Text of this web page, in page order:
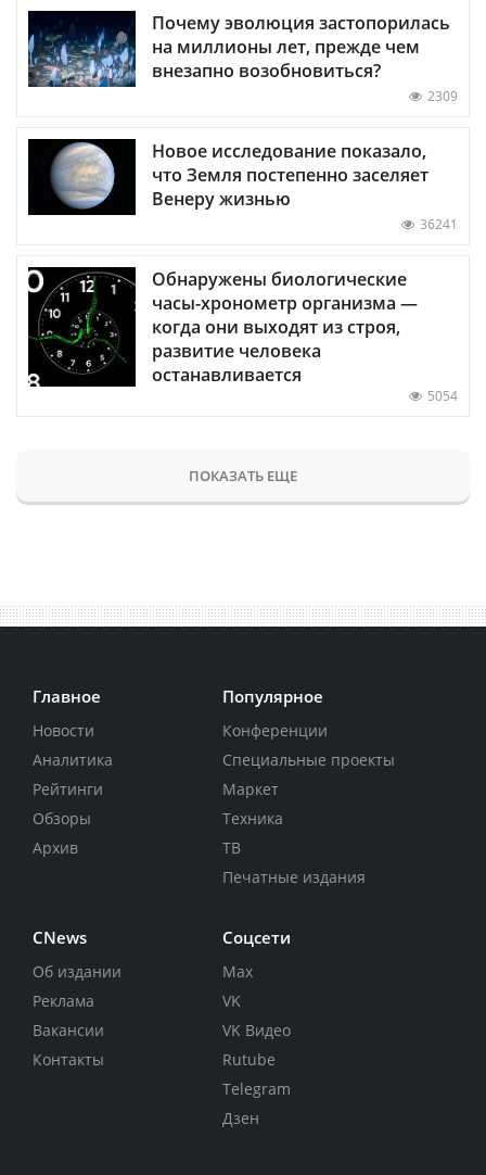
Почему эволюция застопорилась
на миллионы лет, прежде чем
внезапно возобновиться?
2309
Новое исследование показало,
что Земля постепенно заселяет
Венеру жизнью
36241
Обнаружены биологические
часы-хронометр организма —
когда они выходят из строя,
развитие человека
останавливается
5054
ПОКАЗАТЬ ЕЩЕ
Главное
Новости
Аналитика
Рейтинги
Обзоры
Архив
Популярное
Конференции
Специальные проекты
Маркет
Техника
ТВ
Печатные издания
CNews
Об издании
Реклама
Вакансии
Контакты
Соцсети
Max
VK
VK Видео
Rutube
Telegram
Дзен